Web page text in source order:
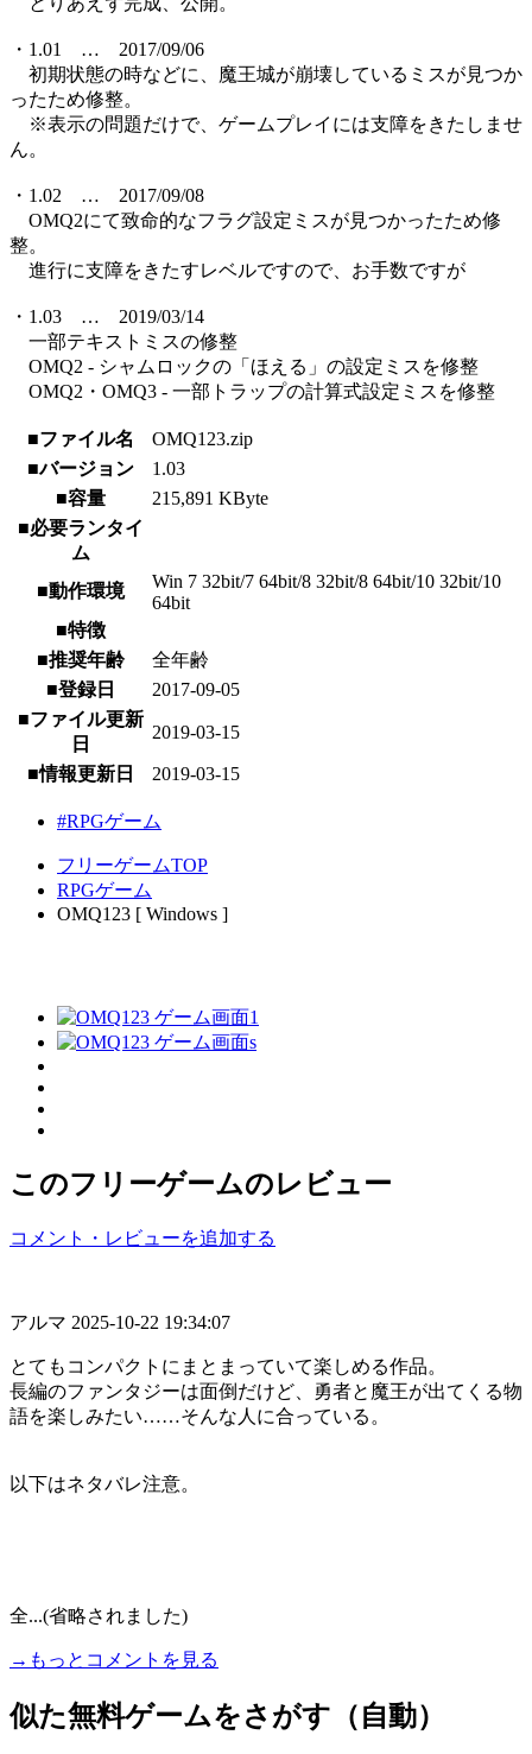
・1.01 … 2017/09/06
初期状態の時などに、魔王城が崩壊しているミスが見つか
ったため修整。
※表示の問題だけで、ゲームプレイには支障をきたしませ
ん。
・1.02 … 2017/09/08
OMQ2にて致命的なフラグ設定ミスが見つかったため修
整。
進行に支障をきたすレベルですので、お手数ですが
・1.03 … 2019/03/14
一部テキストミスの修整
OMQ2 - シャムロックの「ほえる」の設定ミスを修整
OMQ2・OMQ3 - 一部トラップの計算式設定ミスを修整
■ファイル名
OMQ123.zip
■バージョン
1.03
■容量
215,891 KByte
■必要ランタイ
ム
■動作環境
Win 7 32bit/7 64bit/8 32bit/8 64bit/10 32bit/10
64bit
■特徴
■推奨年齢
全年齢
■登録日
2017-09-05
■ファイル更新
日
2019-03-15
■情報更新日 2019-03-15
#RPGゲーム
フリーゲームTOP
RPGゲーム
OMQ123 [ Windows ]
このフリーゲームのレビュー
コメント・レビューを追加する
アルマ 2025-10-22 19:34:07
とてもコンパクトにまとまっていて楽しめる作品。
長編のファンタジーは面倒だけど、勇者と魔王が出てくる物
語を楽しみたい……そんな人に合っている。
以下はネタバレ注意。
全...(省略されました)
→もっとコメントを見る
似た無料ゲームをさがす（自動）